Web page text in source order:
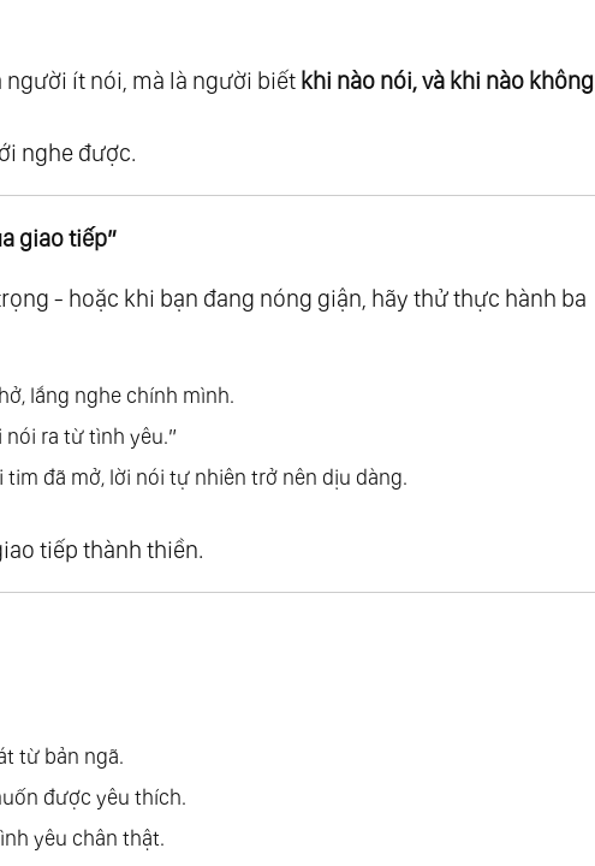
Sáng
Những Vết Thương
Do - Hạnh Phúc
Nội Tâm
- Tình Yêu Của Nước
Đồng Nhất Thể
Là Một - Hòa Hợp Chứ Không Hòa Tan
Cho Người Khác Được Là Chính Họ
Hóa Của Trái Tim
Nhiên
Biết Đến Sống
Chuyển Hóa Nội Tâm
Bóng Tối
ít nói, mà là người biết khi nào nói, và khi nào không
nghe được.
giao tiếp”
- hoặc khi bạn đang nóng giận, hãy thử thực hành ba
lắng nghe chính mình.
ra từ tình yêu.”
đã mở, lời nói tự nhiên trở nên dịu dàng.
tiếp thành thiền.
từ bản ngã.
được yêu thích.
yêu chân thật.